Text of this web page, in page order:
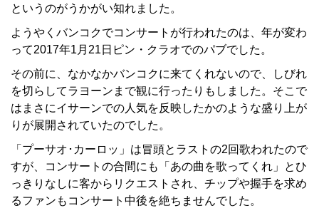
というのがうかがい知れました。
ようやくバンコクでコンサートが行われたのは、年が変わ
って2017年1月21日ピン・クラオでのパブでした。
その前に、なかなかバンコクに来てくれないので、しびれ
を切らしてラヨーンまで観に行ったりもしました。そこで
はまさにイサーンでの人気を反映したかのような盛り上が
りが展開されていたのでした。
「プーサオ･カーロッ」は冒頭とラストの2回歌われたので
すが、コンサートの合間にも「あの曲を歌ってくれ」とひ
っきりなしに客からリクエストされ、チップや握手を求め
るファンもコンサート中後を絶ちませんでした。